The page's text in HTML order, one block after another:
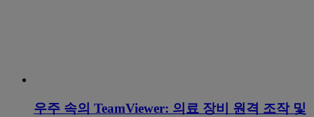
우주 속의 TeamViewer: 의료 장비 원격 조작 및